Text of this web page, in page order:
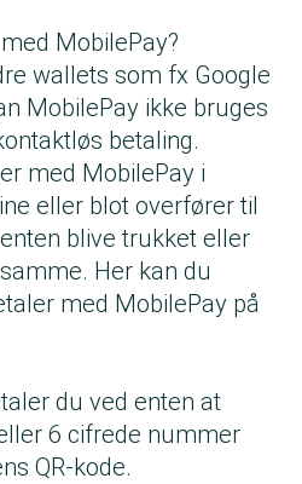
MobilePay?
wallets som fx Google
MobilePay ikke bruges
betaling.
med MobilePay i
eller blot overfører til
blive trukket eller
Her kan du
med MobilePay på
du ved enten at
6 cifrede nummer
QR-kode.